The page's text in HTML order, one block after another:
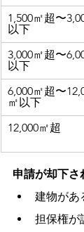
1,500㎡超〜
以下
3,000㎡超〜
以下
6,000㎡超〜
㎡以下
12,000㎡超
申請が却下さ
建物があ
担保権が